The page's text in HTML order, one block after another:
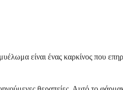
είναι ένας καρκίνος που